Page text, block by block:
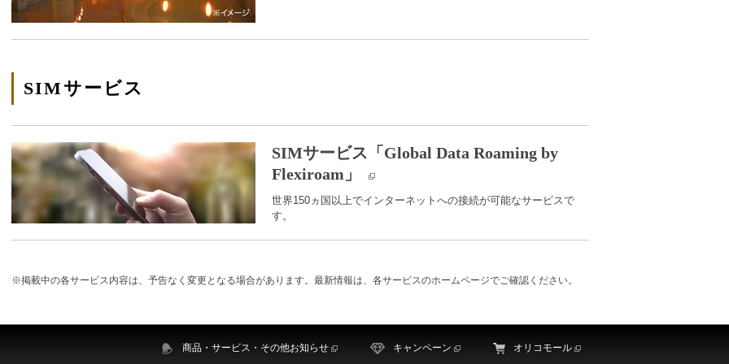
SIMサービス
SIMサービス「Global Data Roaming by
Flexiroam」
世界150ヵ国以上でインターネットへの接続が可能なサービスで
す。
※掲載中の各サービス内容は、予告なく変更となる場合があります。最新情報は、各サービスのホームページでご確認ください。
商品・サービス・その他お知らせ キャンペーン オリコモール